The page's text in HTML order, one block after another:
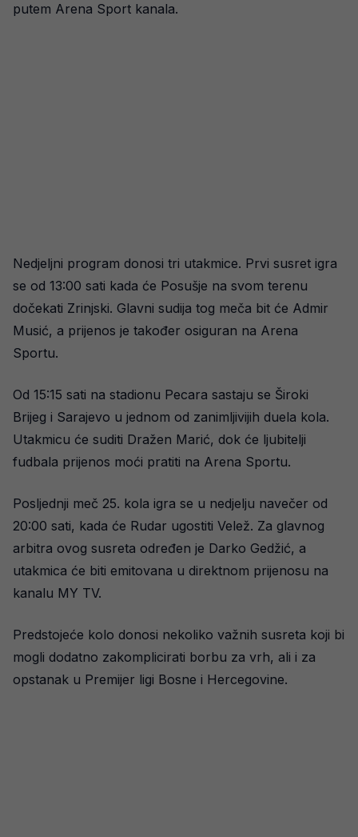
putem Arena Sport kanala.
Nedjeljni program donosi tri utakmice. Prvi susret igra
se od 13:00 sati kada će Posušje na svom terenu
dočekati Zrinjski. Glavni sudija tog meča bit će Admir
Musić, a prijenos je također osiguran na Arena
Sportu.
Od 15:15 sati na stadionu Pecara sastaju se Široki
Brijeg i Sarajevo u jednom od zanimljivijih duela kola.
Utakmicu će suditi Dražen Marić, dok će ljubitelji
fudbala prijenos moći pratiti na Arena Sportu.
Posljednji meč 25. kola igra se u nedjelju navečer od
20:00 sati, kada će Rudar ugostiti Velež. Za glavnog
arbitra ovog susreta određen je Darko Gedžić, a
utakmica će biti emitovana u direktnom prijenosu na
kanalu MY TV.
Predstojeće kolo donosi nekoliko važnih susreta koji bi
mogli dodatno zakomplicirati borbu za vrh, ali i za
opstanak u Premijer ligi Bosne i Hercegovine.